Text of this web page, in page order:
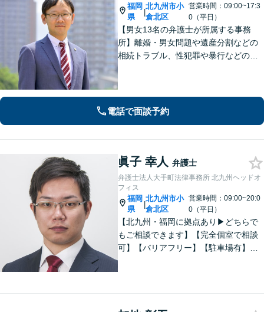
福岡
県
|
北九州市小
倉北区
営業時間：09:00~17:3
0（平日）
【男女13名の弁護士が所属する事務
所】離婚・男女問題や遺産分割などの
相続トラブル、性犯罪や暴行などの刑
します【土日祝・当日対応可】
電話で面談予約
眞子 幸人 弁護士
弁護士法人大手町法律事務所 北九州ヘッドオ
フィス
福岡
県
|
北九州市小
倉北区
営業時間：09:00~20:0
0（平日）
【北九州・福岡に拠点あり▶どちらで
もご相談できます】【完全個室で相談
可】【バリアフリー】【駐車場有】法